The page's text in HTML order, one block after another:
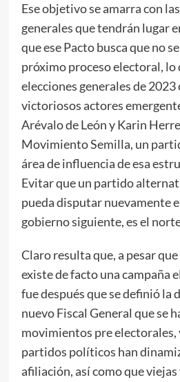
Ese objetivo se amarra con
generales que tendrán lugar
que ese Pacto busca que no
próximo proceso electoral, lo
elecciones generales de
victoriosos actores
Arévalo de León y Karin
Movimiento Semilla, un
área de influencia de esa
Evitar que un partido
pueda disputar nuevamente
gobierno siguiente, es el
Claro resulta que, a pesar
existe de facto una campaña
fue después que se definió la
nuevo Fiscal General que se
movimientos pre electorales,
partidos políticos han
afiliación, así como que viejas